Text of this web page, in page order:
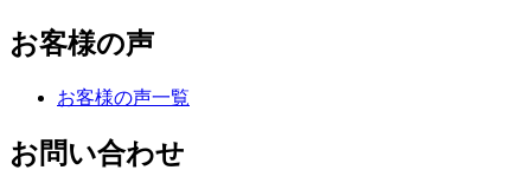
お客様の声
お客様の声一覧
お問い合わせ